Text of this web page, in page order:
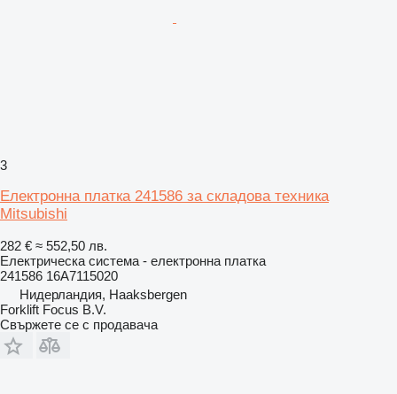
3
Електронна платка 241586 за складова техника
Mitsubishi
282 € ≈ 552,50 лв.
Електрическа система - електронна платка
241586 16A7115020
Нидерландия, Haaksbergen
Forklift Focus B.V.
Свържете се с продавача